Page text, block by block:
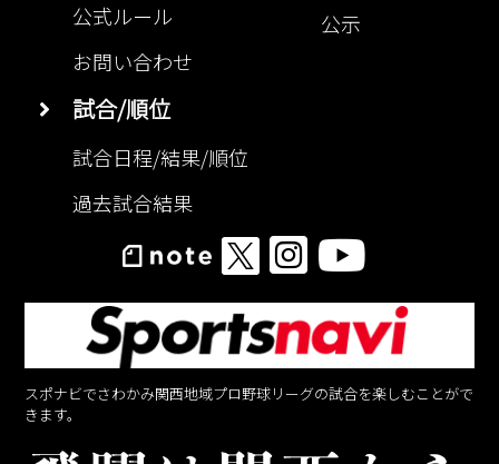
公式ルール
お問い合わせ
試合/順位
試合日程/結果/順位
過去試合結果
公示
スポナビでさわかみ関西地域プロ野球リーグの試合を楽しむことがで
きます。